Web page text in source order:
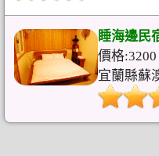
睡海邊民
價格:3200
宜蘭縣蘇